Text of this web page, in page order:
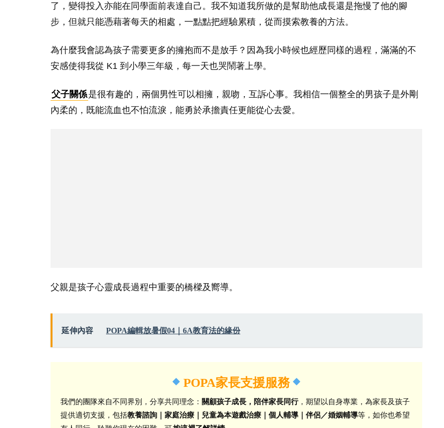
了，變得投入亦能在同學面前表達自己。我不知道我所做的是幫助他成長還是拖慢了他的腳
步，但就只能憑藉著每天的相處，一點點把經驗累積，從而摸索教養的方法。
為什麼我會認為孩子需要更多的擁抱而不是放手？因為我小時候也經歷同樣的過程，滿滿的不
安感使得我從 K1 到小學三年級，每一天也哭鬧著上學。
父子關係是很有趣的，兩個男性可以相擁，親吻，互訴心事。我相信一個整全的男孩子是外剛
內柔的，既能流血也不怕流淚，能勇於承擔責任更能從心去愛。
父親是孩子心靈成長過程中重要的橋樑及嚮導。
延伸內容 POPA編輯放暑假04｜6A教育法的緣份
POPA家長支援服務
我們的團隊來自不同界別，分享共同理念： 關顧孩子成長，陪伴家長同行，期望以自身專業，為家長及孩子
提供適切支援，包括教養諮詢｜家庭治療｜兒童為本遊戲治療｜個人輔導｜伴侶／婚姻輔導等，如你也希望